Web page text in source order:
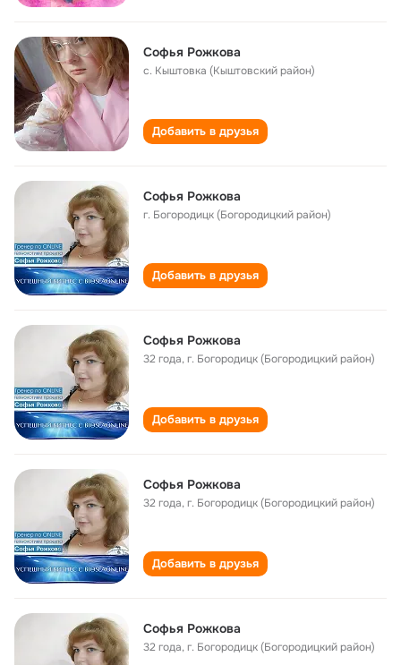
Софья Рожкова
с. Кыштовка (Кыштовский район)
Добавить в друзья
Софья Рожкова
г. Богородицк (Богородицкий район)
Добавить в друзья
Софья Рожкова
32 года,г. Богородицк (Богородицкий район)
Добавить в друзья
Софья Рожкова
32 года,г. Богородицк (Богородицкий район)
Добавить в друзья
Софья Рожкова
32 года,г. Богородицк (Богородицкий район)